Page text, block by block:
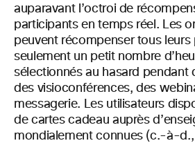
auparavant l’octroi de
participants en temps réel. Les
peuvent récompenser tous leurs
seulement un petit nombre
sélectionnés au hasard pendant
des visioconférences, des
messagerie. Les utilisateurs
de cartes cadeau auprès
mondialement connues (c.-à-